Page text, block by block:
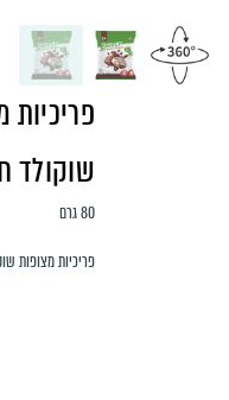
פריכיות
שוקולד
80 גרם
פריכיות מצופות